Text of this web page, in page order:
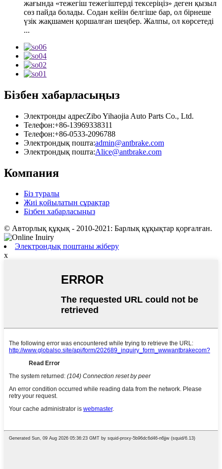
жағында «тежегіш тежегіштерді тексеріңіз» деген қызыл
сөз пайда болады. Содан кейін белгіше бар, ол бірнеше
үзік жақшамен қоршалған шеңбер. Жалпы, ол көрсетеді
...
Бізбен хабарласыңыз
Электронды адресZibo Yihaojia Auto Parts Co., Ltd.
Телефон:+86-13969338311
Телефон:+86-0533-2096788
Электрондық пошта:admin@antbrake.com
Электрондық пошта:Alice@antbrake.com
Компания
Біз туралы
Жиі қойылатын сұрақтар
Бізбен хабарласыңыз
© Авторлық құқық - 2010-2021: Барлық құқықтар қорғалған.
Электрондық поштаны жіберу
x